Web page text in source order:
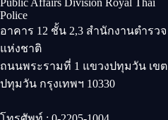
Public Affairs Division Royal Thai
Police
อาคาร 12 ชั้น 2,3 สำนักงานตำรวจ
แห่งชาติ
ถนนพระรามที่ 1 แขวงปทุมวัน เขต
ปทุมวัน กรุงเทพฯ 10330